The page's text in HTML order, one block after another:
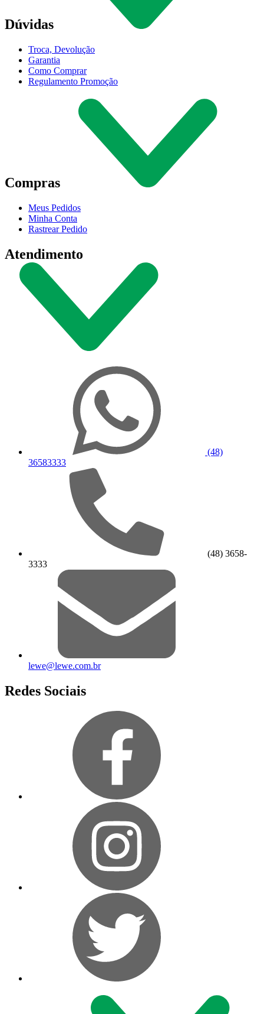
Dúvidas
Troca, Devolução
Garantia
Como Comprar
Regulamento Promoção
Compras
Meus Pedidos
Minha Conta
Rastrear Pedido
Atendimento
(48)
36583333
(48) 3658-
3333
lewe@lewe.com.br
Redes Sociais